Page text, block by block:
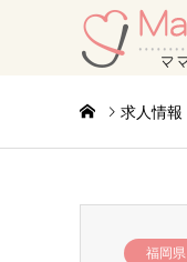
求人情報
福岡県